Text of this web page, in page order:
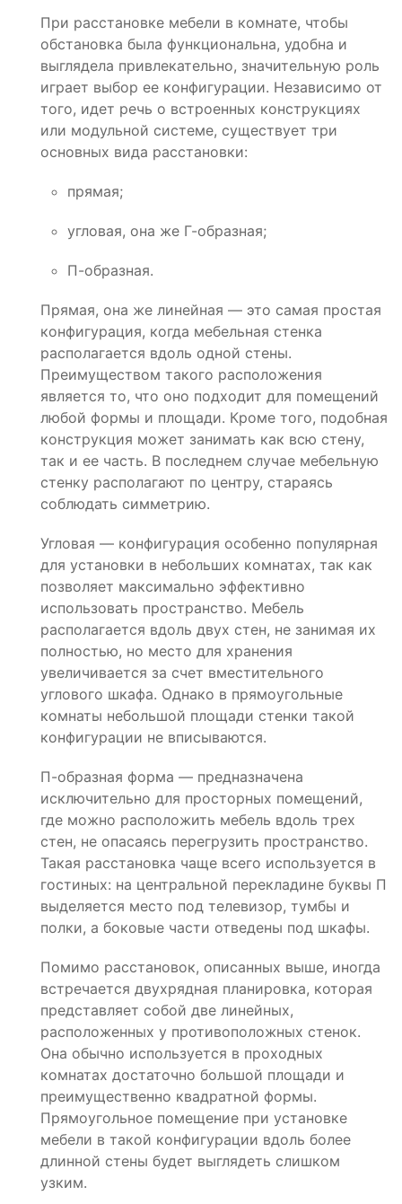
При расстановке мебели в комнате, чтобы
обстановка была функциональна, удобна и
выглядела привлекательно, значительную роль
играет выбор ее конфигурации. Независимо от
того, идет речь о встроенных конструкциях
или модульной системе, существует три
основных вида расстановки:
прямая;
угловая, она же Г-образная;
П-образная.
Прямая, она же линейная — это самая простая
конфигурация, когда мебельная стенка
располагается вдоль одной стены.
Преимуществом такого расположения
является то, что оно подходит для помещений
любой формы и площади. Кроме того, подобная
конструкция может занимать как всю стену,
так и ее часть. В последнем случае мебельную
стенку располагают по центру, стараясь
соблюдать симметрию.
Угловая — конфигурация особенно популярная
для установки в небольших комнатах, так как
позволяет максимально эффективно
использовать пространство. Мебель
располагается вдоль двух стен, не занимая их
полностью, но место для хранения
увеличивается за счет вместительного
углового шкафа. Однако в прямоугольные
комнаты небольшой площади стенки такой
конфигурации не вписываются.
П-образная форма — предназначена
исключительно для просторных помещений,
где можно расположить мебель вдоль трех
стен, не опасаясь перегрузить пространство.
Такая расстановка чаще всего используется в
гостиных: на центральной перекладине буквы П
выделяется место под телевизор, тумбы и
полки, а боковые части отведены под шкафы.
Помимо расстановок, описанных выше, иногда
встречается двухрядная планировка, которая
представляет собой две линейных,
расположенных у противоположных стенок.
Она обычно используется в проходных
комнатах достаточно большой площади и
преимущественно квадратной формы.
Прямоугольное помещение при установке
мебели в такой конфигурации вдоль более
длинной стены будет выглядеть слишком
узким.